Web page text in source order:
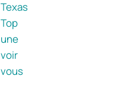
Texas
Top
une
voir
vous